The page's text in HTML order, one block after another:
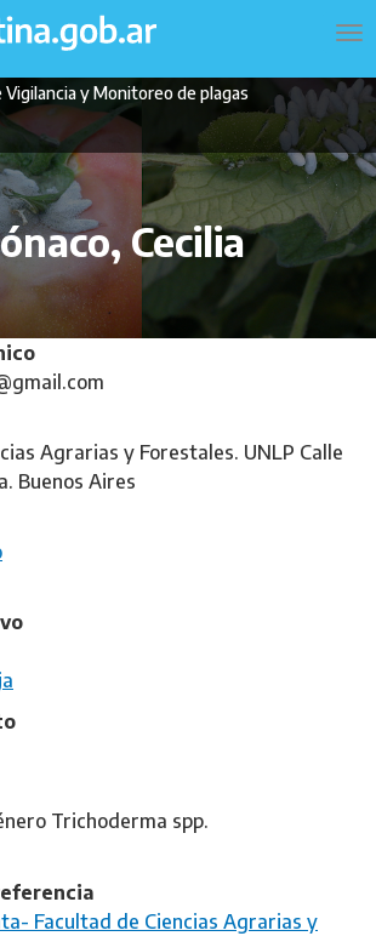
Vigilancia y Monitoreo de plagas
Cecilia
Agrarias y Forestales. UNLP Calle
Buenos Aires
Trichoderma spp.
Facultad de Ciencias Agrarias y